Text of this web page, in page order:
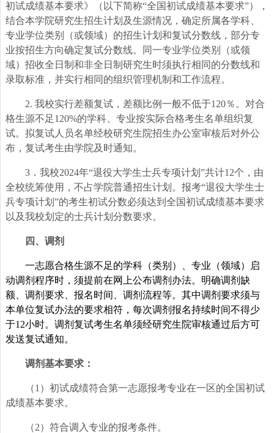
初试成绩基本要求》（以下简称“全国初试成绩基本要求”），
结合本学院研究生招生计划及生源情况，确定所属各学科、
专业学位类别（或领域）的招生计划和复试分数线，部分专
业按招生方向确定复试分数线。同一专业学位类别（或领
域）招收全日制和非全日制研究生时须执行相同的分数线和
录取标准，并实行相同的组织管理机制和工作流程。
2. 我校实行差额复试，差额比例一般不低于120％。对合
格生源不足120%的学科、专业按实际合格考生名单组织复
试。拟复试人员名单经校研究生院招生办公室审核后对外公
布，复试考生由学院及时通知。
3 ．我校2024年“退役大学生士兵专项计划”共计12个，由
全校统筹使用，不占学院普通招生计划。报考“退役大学生士
兵专项计划”的考生初试分数必须达到全国初试成绩基本要求
以及我校划定的士兵计划分数要求。
四、调剂
一志愿合格生源不足的学科（类别）、专业（领域）启
动调剂程序时，须提前在网上公布调剂办法。明确调剂缺
额、调剂要求、报名时间、调剂流程等。其中调剂要求须与
本单位复试办法的要求相符，每次调剂报名持续时间不得少
于12小时。调剂复试考生名单须经研究生院审核通过后方可
发送复试通知。
调剂基本要求：
（1）初试成绩符合第一志愿报考专业在一区的全国初试
成绩基本要求。
（2）符合调入专业的报考条件。